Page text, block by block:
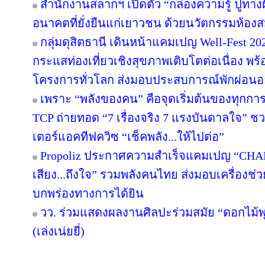
สำนักงานสลากฯ เปิดตัว “กล่องความรู้ ปูทา
อนาคตที่ยั่งยืนแก่เยาวชน ด้วยนวัตกรรมห้อง
กลุ่มดุสิตธานี เดินหน้าแคมเปญ Well-Fest
กระแสท่องเที่ยวเชิงสุขภาพเติบโตต่อเนื่อง พ
โครงการทั่วโลก ส่งมอบประสบการณ์พักผ่อน
เพราะ “พลังของคน” คือจุดเริ่มต้นของทุกก
TCP ถ่ายทอด “7 เรื่องจริง 7 แรงบันดาลใจ”
เตอร์แอคทีฟควิซ “เช็คพลัง...ให้ไปต่อ”
Propoliz ประกาศความสำเร็จแคมเปญ
เสียง...ถึงใจ” รวมพลังคนไทย ส่งมอบเครื่องช่
บกพร่องทางการได้ยิน
วว. ร่วมแสดงผลงานศิลปะร่วมสมัย “ดอกไ
(เล่งเน่ยยี่)